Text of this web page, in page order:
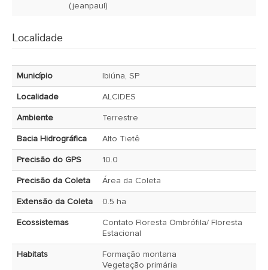
(jeanpaul)
Localidade
Município Ibiúna, SP
Localidade ALCIDES
Ambiente Terrestre
Bacia Hidrográfica Alto Tietê
Precisão do GPS 10.0
Precisão da Coleta Área da Coleta
Extensão da Coleta 0.5 ha
Ecossistemas
Contato Floresta Ombrófila/ Floresta
Estacional
Habitats
Formação montana
Vegetação primária